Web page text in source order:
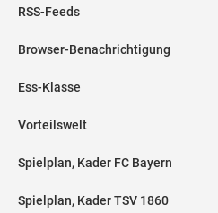
RSS-Feeds
Browser-Benachrichtigung
Ess-Klasse
Vorteilswelt
Spielplan, Kader FC Bayern
Spielplan, Kader TSV 1860